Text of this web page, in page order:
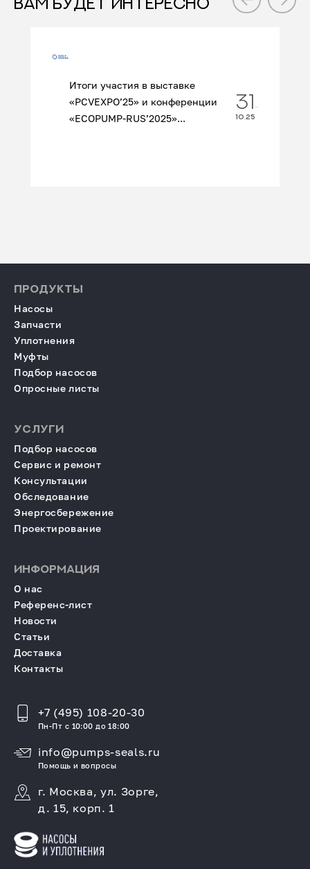
ВАМ БУДЕТ ИНТЕРЕСНО
Итоги участия в выставке
«PCVEXPO’25» и конференции
«ECOPUMP‑RUS’2025»...
31
10.25
ПРОДУКТЫ
Насосы
Запчасти
Уплотнения
Муфты
Подбор насосов
Опросные листы
УСЛУГИ
Подбор насосов
Сервис и ремонт
Консультации
Обследование
Энергосбережение
Проектирование
ИНФОРМАЦИЯ
О нас
Референс-лист
Новости
Статьи
Доставка
Контакты
+7 (495) 108-20-30
Пн-Пт с 10:00 до 18:00
info@pumps-seals.ru
Помощь и вопросы
г. Москва, ул. Зорге,
д. 15, корп. 1